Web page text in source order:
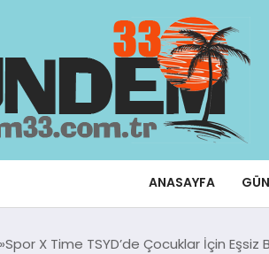
ANASAYFA
Spor X Time TSYD’de Çocuklar İçin Eşsiz